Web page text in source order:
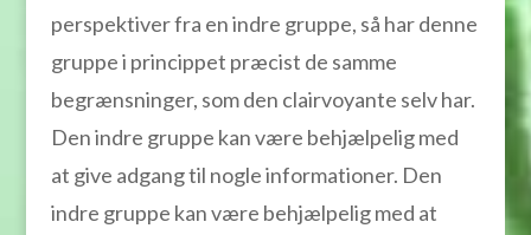
perspektiver fra en indre gruppe, så har denne
gruppe i princippet præcist de samme
begrænsninger, som den clairvoyante selv har.
Den indre gruppe kan være behjælpelig med
at give adgang til nogle informationer. Den
indre gruppe kan være behjælpelig med at